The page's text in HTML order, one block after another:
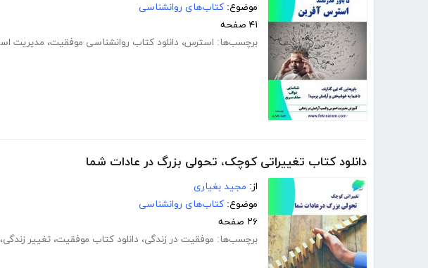
موضوع: کتاب‌های روانشناسی
۴۱ صفحه
برچسب‌ها: استرس، دانلود کتاب روانشناسی موفقیت، مدیریت
دانلود کتاب تغییراتی کوچک، تحولی بزرگ در عادات شما
از: مجید بغیاری
موضوع: کتاب‌های روانشناسی
۲۶ صفحه
برچسب‌ها: موفقیت در زندگی، دانلود کتاب موفقیت، تغییر زندگی،